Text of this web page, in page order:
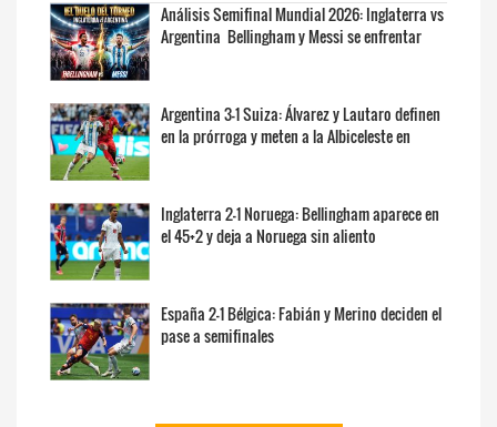
Análisis Semifinal Mundial 2026: Inglaterra vs
Argentina  Bellingham y Messi se enfrentar
Argentina 3-1 Suiza: Álvarez y Lautaro definen
en la prórroga y meten a la Albiceleste en
Inglaterra 2-1 Noruega: Bellingham aparece en
el 45+2 y deja a Noruega sin aliento
España 2-1 Bélgica: Fabián y Merino deciden el
pase a semifinales